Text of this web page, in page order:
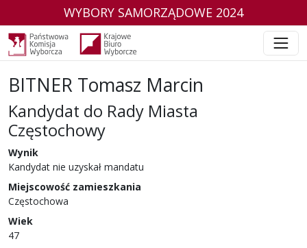
WYBORY SAMORZĄDOWE 2024
BITNER Tomasz Marcin
Kandydat do Rady Miasta
Częstochowy
w wyborach samorządowych w 2024 r.
Wynik
Kandydat nie uzyskał mandatu
Miejscowość zamieszkania
Częstochowa
Wiek
47